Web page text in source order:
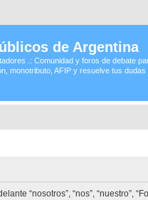
de Argentina
.: Comunidad y foros de debate
monotributo, AFIP y resuelve tus
“nosotros”, “nos”, “nuestro”,